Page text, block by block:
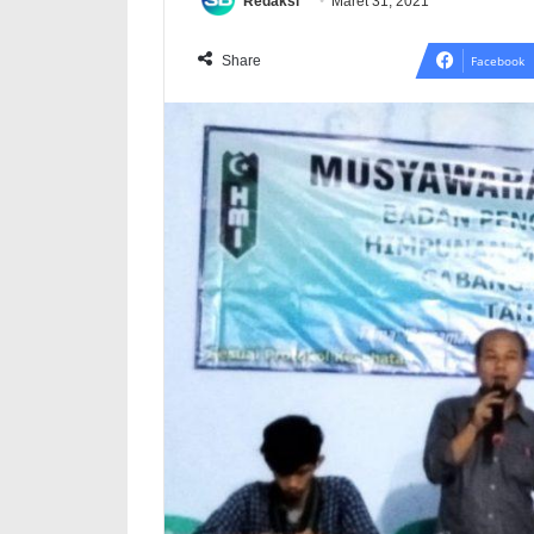
Share Facebook